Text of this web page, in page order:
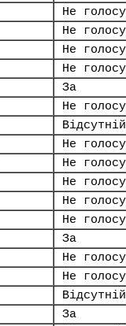
Не
Не
Не
Не
За
Не
Відсутній
Не
Не
Не
Не
Не
За
Не
Не
Відсутній
За